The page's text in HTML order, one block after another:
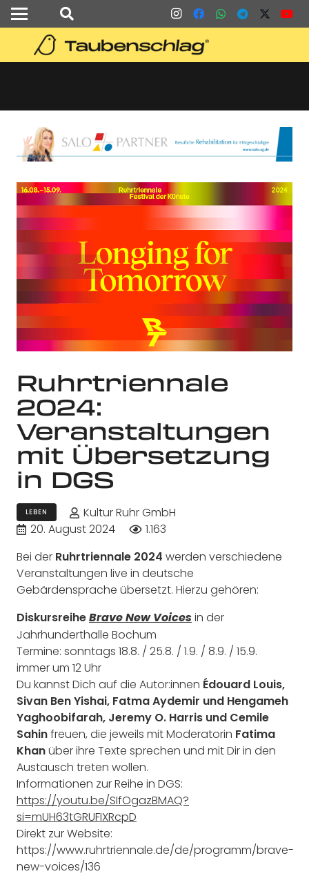
Ruhrtriennale
2024:
Veranstaltungen
mit Übersetzung
in DGS
LEBEN
Kultur Ruhr GmbH
20. August 2024
1.163
Bei der Ruhrtriennale 2024 werden verschiedene
Veranstaltungen live in deutsche
Gebärdensprache übersetzt. Hierzu gehören:
Diskursreihe Brave New Voices in der
Jahrhunderthalle Bochum
Termine: sonntags 18.8. / 25.8. / 1.9. / 8.9. / 15.9.
immer um 12 Uhr
Du kannst Dich auf die Autor:innen Édouard Louis,
Sivan Ben Yishai, Fatma Aydemir und Hengameh
Yaghoobifarah, Jeremy O. Harris und Cemile
Sahinfreuen, die jeweils mit Moderatorin Fatima
Khanüber ihre Texte sprechen und mit Dir in den
Austausch treten wollen.
Informationen zur Reihe in DGS:
https://youtu.be/SIfOgazBMAQ?
si=mUH63tGRUFIXRcpD
Direkt zur Website:
https://www.ruhrtriennale.de/de/programm/brave-
new-voices/136